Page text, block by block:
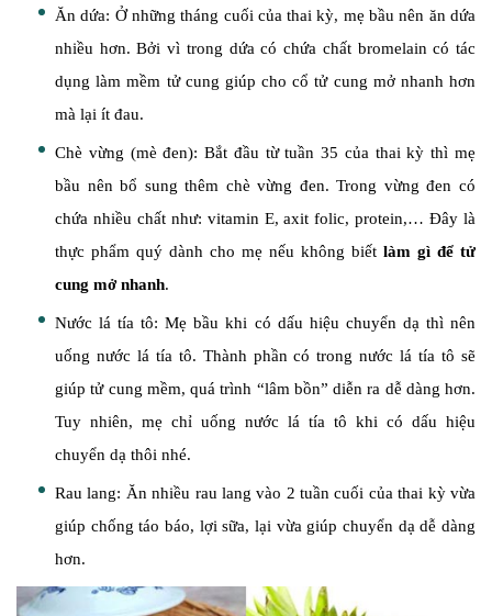
Ăn dứa: Ở những tháng cuối của thai kỳ, mẹ bầu nên ăn dứa
nhiều hơn. Bởi vì trong dứa có chứa chất bromelain có tác
dụng làm mềm tử cung giúp cho cổ tử cung mở nhanh hơn
mà lại ít đau.
Chè vừng (mè đen): Bắt đầu từ tuần 35 của thai kỳ thì mẹ
bầu nên bổ sung thêm chè vừng đen. Trong vừng đen có
chứa nhiều chất như: vitamin E, axit folic, protein,… Đây là
thực phẩm quý dành cho mẹ nếu không biết làm gì để tử
cung mở nhanh.
Nước lá tía tô: Mẹ bầu khi có dấu hiệu chuyển dạ thì nên
uống nước lá tía tô. Thành phần có trong nước lá tía tô sẽ
giúp tử cung mềm, quá trình “lâm bồn” diễn ra dễ dàng hơn.
Tuy nhiên, mẹ chỉ uống nước lá tía tô khi có dấu hiệu
chuyển dạ thôi nhé.
Rau lang: Ăn nhiều rau lang vào 2 tuần cuối của thai kỳ vừa
giúp chống táo báo, lợi sữa, lại vừa giúp chuyển dạ dễ dàng
hơn.